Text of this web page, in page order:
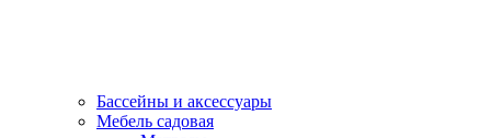
Бассейны и аксессуары
Мебель садовая